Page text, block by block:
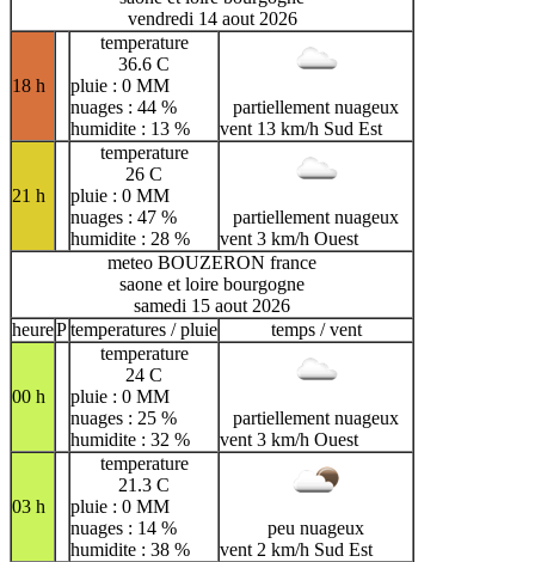
vendredi 14 aout 2026
18 h
temperature
36.6 C
pluie : 0 MM
nuages : 44 %
humidite : 13 %
partiellement nuageux
vent 13 km/h Sud Est
21 h
temperature
26 C
pluie : 0 MM
nuages : 47 %
humidite : 28 %
partiellement nuageux
vent 3 km/h Ouest
meteo BOUZERON france
saone et loire bourgogne
samedi 15 aout 2026
heurePtemperatures / pluie temps / vent
00 h
temperature
24 C
pluie : 0 MM
nuages : 25 %
humidite : 32 %
partiellement nuageux
vent 3 km/h Ouest
03 h
temperature
21.3 C
pluie : 0 MM
nuages : 14 %
humidite : 38 %
peu nuageux
vent 2 km/h Sud Est